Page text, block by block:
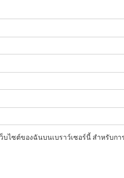
บไซต์ของฉันบนเบราว์เซอร์นี้ สำหรับกา